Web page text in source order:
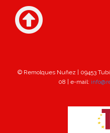
© Remolques Nuñez | 09453
08 | e-mail: